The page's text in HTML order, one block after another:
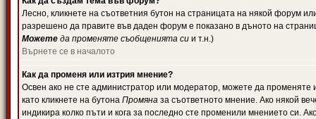
Лесно, кликнете на съответния бутон на страницата на някой форум
разрешено да правите във даден форум е показано в дъното на
Можете да променяте съобщенията си и т.н.)
Върнете се в началото
Как да променя или изтрия мнение?
Освен ако не сте администратор или модератор, можете да
като кликнете на бутона Промяна за съответното мнение. Ако някой
индикира колко пъти и кога за последно сте променили мнението си.